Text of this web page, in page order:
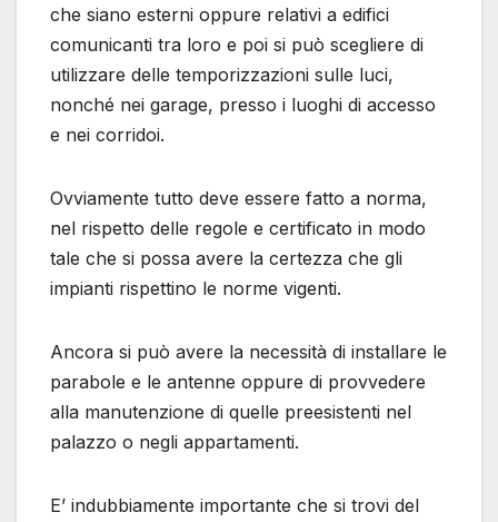
che siano esterni oppure relativi a edifici
comunicanti tra loro e poi si può scegliere di
utilizzare delle temporizzazioni sulle luci,
nonché nei garage, presso i luoghi di accesso
e nei corridoi.
Ovviamente tutto deve essere fatto a norma,
nel rispetto delle regole e certificato in modo
tale che si possa avere la certezza che gli
impianti rispettino le norme vigenti.
Ancora si può avere la necessità di installare le
parabole e le antenne oppure di provvedere
alla manutenzione di quelle preesistenti nel
palazzo o negli appartamenti.
E’ indubbiamente importante che si trovi del